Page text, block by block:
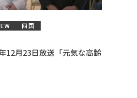
四国
12月23日放送「元気な高齢